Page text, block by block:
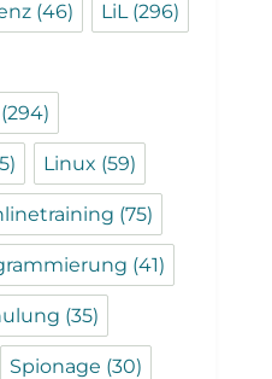
(46) LiL(296)
(294)
Linux (59)
(75)
(41)
(35)
Spionage (30)